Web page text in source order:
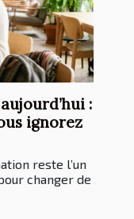
:
ignorez
reste l’un
changer de